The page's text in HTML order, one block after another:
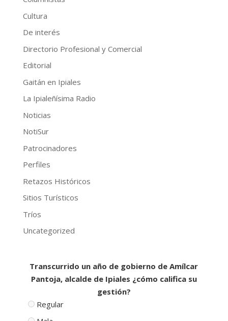
Cultura
De interés
Directorio Profesional y Comercial
Editorial
Gaitán en Ipiales
La Ipialeñísima Radio
Noticias
NotiSur
Patrocinadores
Perfiles
Retazos Históricos
Sitios Turísticos
Tríos
Uncategorized
Transcurrido un año de gobierno de Amílcar
Pantoja, alcalde de Ipiales ¿cómo califica su
gestión?
Regular